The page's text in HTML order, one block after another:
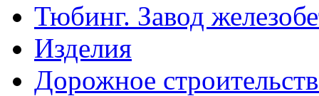
Тюбинг. Завод
Изделия
Дорожное